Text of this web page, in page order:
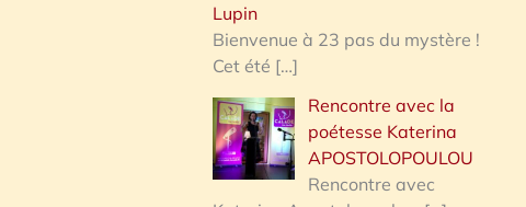
Lupin
Bienvenue à 23 pas du mystère !
Cet été […]
Rencontre avec la
poétesse Katerina
APOSTOLOPOULOU
Rencontre avec